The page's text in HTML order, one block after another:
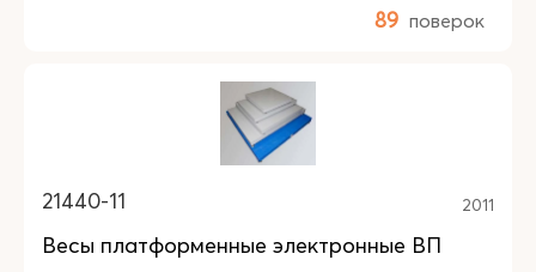
89 поверок
21440-11 2011
Весы платформенные электронные ВП